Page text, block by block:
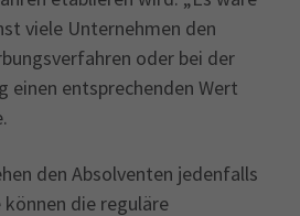
viele Unternehmen den
oder bei der
entsprechenden Wert
den Absolventen jedenfalls
können die reguläre